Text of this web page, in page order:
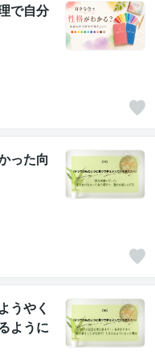
で自分
った向
うやく
ように